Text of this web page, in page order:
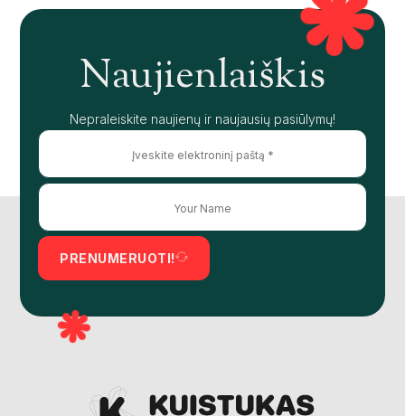
Naujienlaiškis
Nepraleiskite naujienų ir naujausių pasiūlymų!
PRENUMERUOTI!